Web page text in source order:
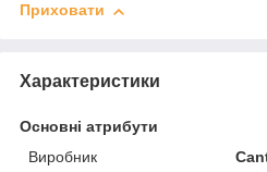
Приховати
Характеристики
Основні атрибути
Виробник